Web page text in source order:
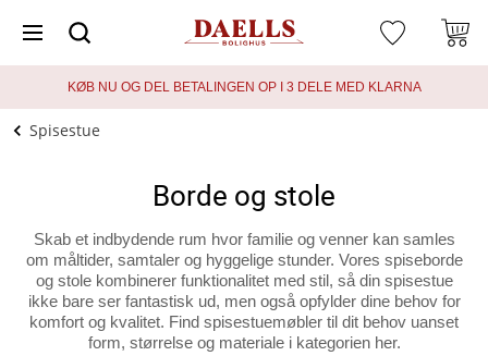
KØB NU OG DEL BETALINGEN OP I 3 DELE MED KLARNA
Spisestue
Borde og stole
Skab et indbydende rum hvor familie og venner kan samles
om måltider, samtaler og hyggelige stunder. Vores spiseborde
og stole kombinerer funktionalitet med stil, så din spisestue
ikke bare ser fantastisk ud, men også opfylder dine behov for
komfort og kvalitet. Find spisestuemøbler til dit behov uanset
form, størrelse og materiale i kategorien her.